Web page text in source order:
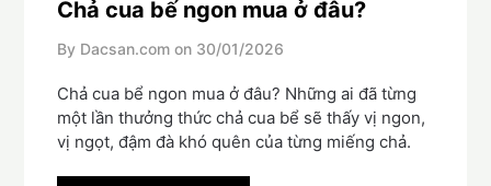
Chả cua bế ngon mua ở đâu?
By Dacsan.com on 30/01/2026
Chả cua bể ngon mua ở đâu? Những ai đã từng
một lần thưởng thức chả cua bể sẽ thấy vị ngon,
vị ngọt, đậm đà khó quên của từng miếng chả.